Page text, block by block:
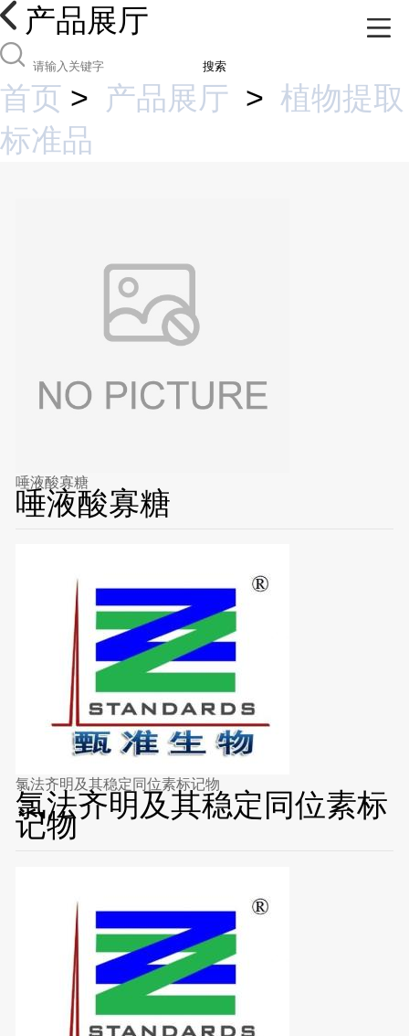
产品展厅
搜索
首页 > 产品展厅 > 植物提取
标准品
唾液酸寡糖
唾液酸寡糖
氯法齐明及其稳定同位素标记物
氯法齐明及其稳定同位素标
记物